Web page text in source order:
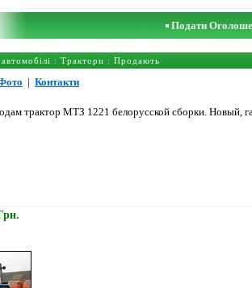
Подати
: Трактори : Продають
| Контакти
трактор МТЗ 1221 белорусской сборки. Новый,